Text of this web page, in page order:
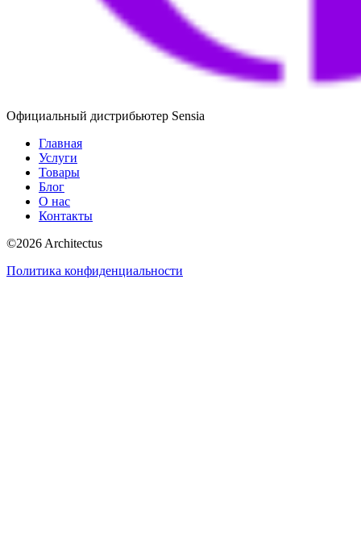
Официальный дистрибьютер Sensia
Главная
Услуги
Товары
Блог
О нас
Контакты
©2026 Architectus
Политика конфиденциальности